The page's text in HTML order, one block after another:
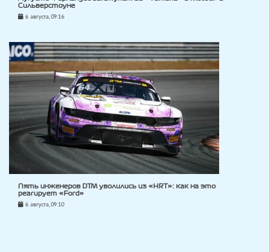
Сильверстоуне
6 августа, 09:16
Пять инженеров DTM уволились из «HRT»: как на это
реагирует «Ford»
6 августа, 09:10